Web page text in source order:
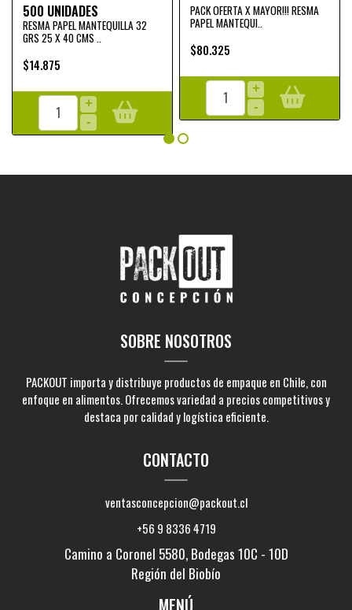
500 UNIDADES
RESMA PAPEL MANTEQUILLA 32
GRS 25 X 40 CMS ..
$14.875
+
-
PACK OFERTA X MAYOR!!! RESMA
PAPEL MANTEQUI..
$80.325
+
-
SOBRE NOSOTROS
PACKOUT importa y distribuye productos de empaque en Chile, con
enfoque en alimentos. Ofrecemos variedad a precios competitivos y
destaca por calidad y logística eficiente.
CONTACTO
ventasconcepcion@packout.cl
+56 9 8336 4719
Camino a Coronel 5580, Bodegas 10C - 10D
Región del Biobío
MENÚ